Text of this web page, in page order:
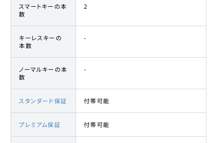
スマートキーの本
数
2
キーレスキーの
本数
-
ノーマルキーの本
数
-
スタンダード保証 付帯可能
プレミアム保証 付帯可能